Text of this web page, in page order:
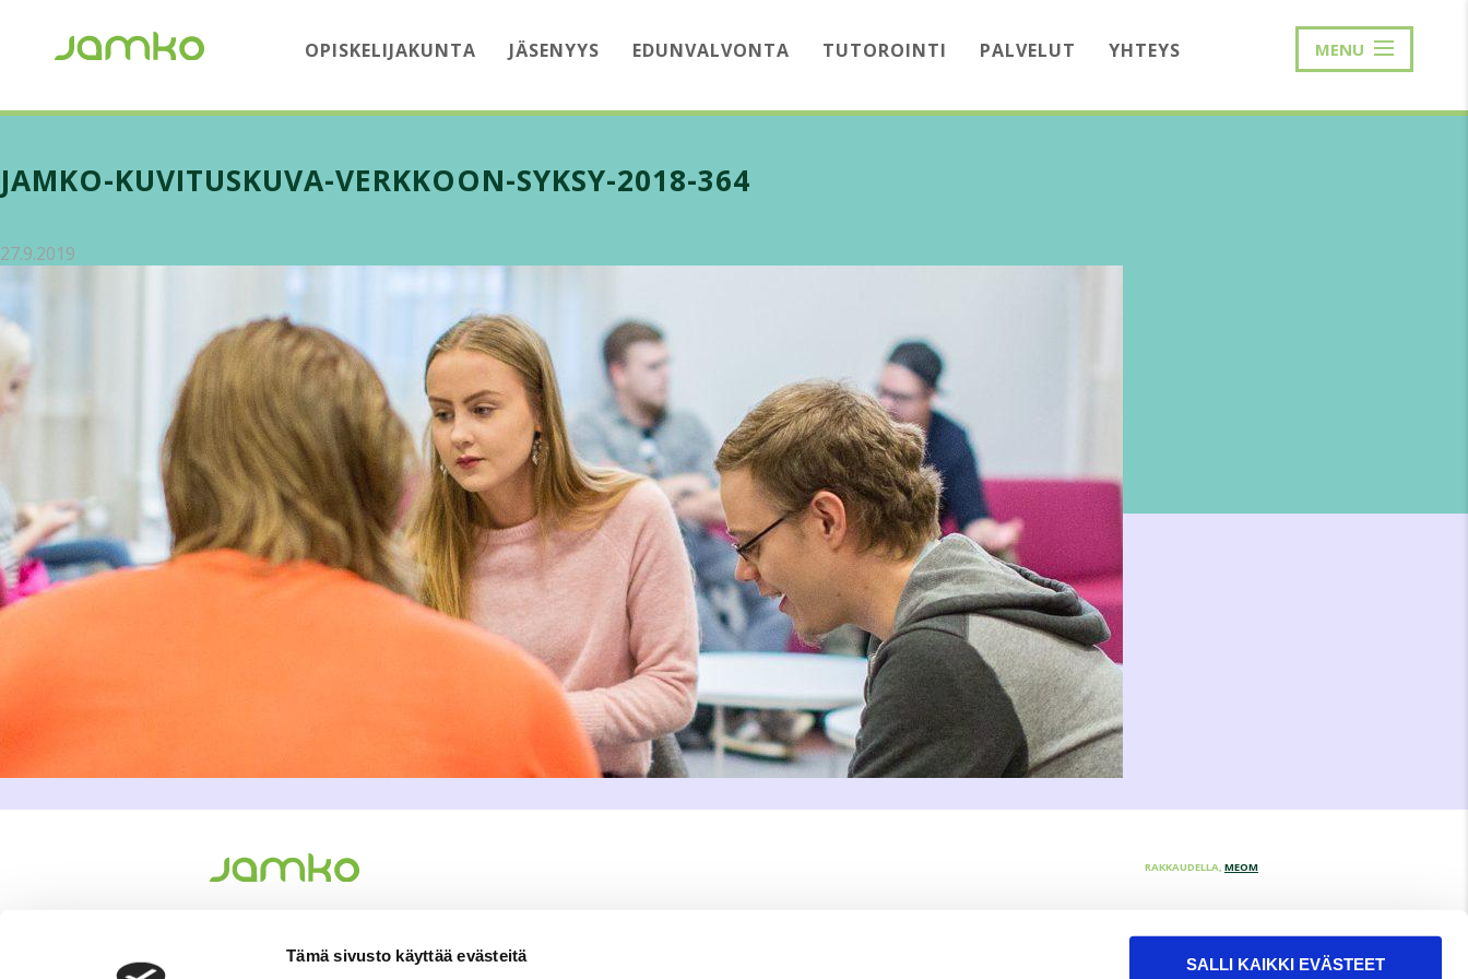
Tämä sivusto käyttää evästeitä SALLI KAIKKI EVÄSTEET
OPISKELIJAKUNTA JÄSENYYS EDUNVALVONTA TUTOROINTI PALVELUT YHTEYS MENU
JAMKO-KUVITUSKUVA-VERKKOON-SYKSY-2018-364
27.9.2019
RAKKAUDELLA, MEOM